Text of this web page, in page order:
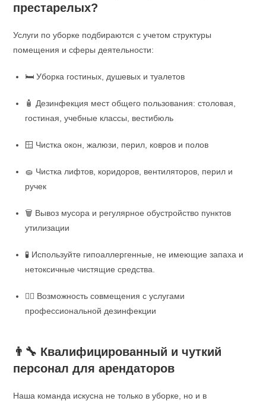
престарелых?
Услуги по уборке подбираются с учетом структуры
помещения и сферы деятельности:
🛏️ Уборка гостиных, душевых и туалетов
🧴 Дезинфекция мест общего пользования: столовая,
гостиная, учебные классы, вестибюль
🪟 Чистка окон, жалюзи, перил, ковров и полов
🧽 Чистка лифтов, коридоров, вентиляторов, перил и
ручек
🗑️ Вывоз мусора и регулярное обустройство пунктов
утилизации
🧪 Используйте гипоаллергенные, не имеющие запаха и
нетоксичные чистящие средства.
👨‍⚕️ Возможность совмещения с услугами
профессиональной дезинфекции
👨‍🔧 Квалифицированный и чуткий
персонал для арендаторов
Наша команда искусна не только в уборке, но и в